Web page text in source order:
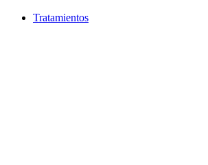
Tratamientos